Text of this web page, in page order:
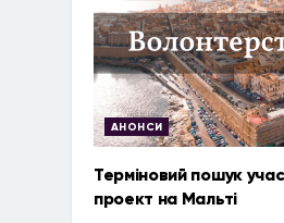
АНОНСИ
Терміновий пошук
проект на Мальті